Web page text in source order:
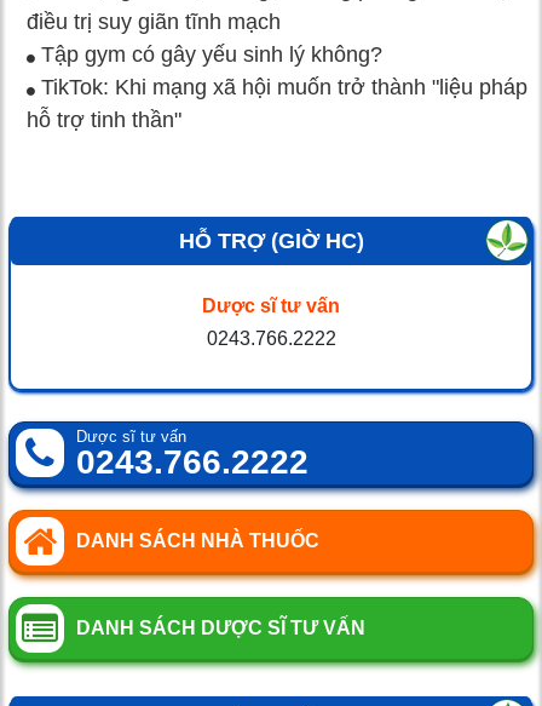
điều trị suy giãn tĩnh mạch
Tập gym có gây yếu sinh lý không?
TikTok: Khi mạng xã hội muốn trở thành "liệu pháp
hỗ trợ tinh thần"
HỖ TRỢ (GIỜ HC)
Dược sĩ tư vấn
0243.766.2222
Dược sĩ tư vấn
0243.766.2222
DANH SÁCH NHÀ THUỐC
DANH SÁCH DƯỢC SĨ TƯ VẤN